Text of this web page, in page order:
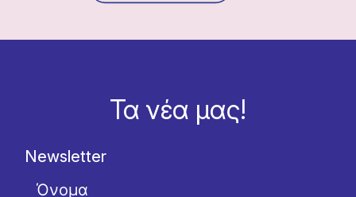
Τα νέα μας!
Newsletter